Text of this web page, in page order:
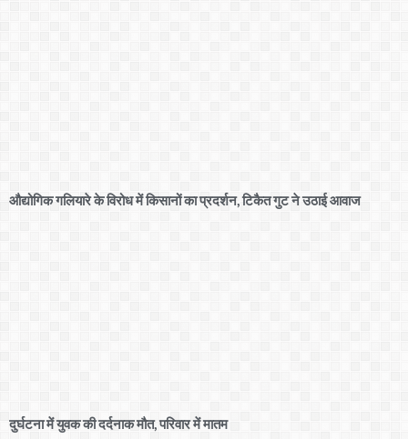
औद्योगिक गलियारे के विरोध में किसानों का प्रदर्शन, टिकैत गुट ने उठाई आवाज
दुर्घटना में युवक की दर्दनाक मौत, परिवार में मातम